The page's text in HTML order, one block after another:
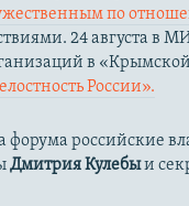
по
24 августа в
в
России».
форума российские
Дмитрия Кулебыи